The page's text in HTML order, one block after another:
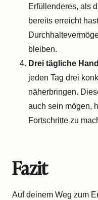
Erfüllenderes, als
bereits erreicht
bleiben.
Drei tägliche
jeden Tag drei
näherbringen.
auch sein mögen,
Fortschritte zu
Fazit
Auf deinem Weg zum